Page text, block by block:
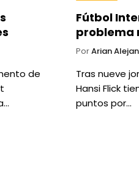
de
Fútbol
problema
PorArian
Tras nueve
Hansi Flick
puntos por…